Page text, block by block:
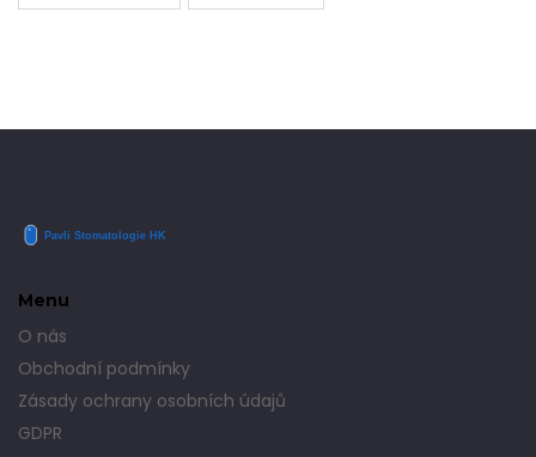
Menu
O nás
Obchodní podmínky
Zásady ochrany osobních údajů
GDPR